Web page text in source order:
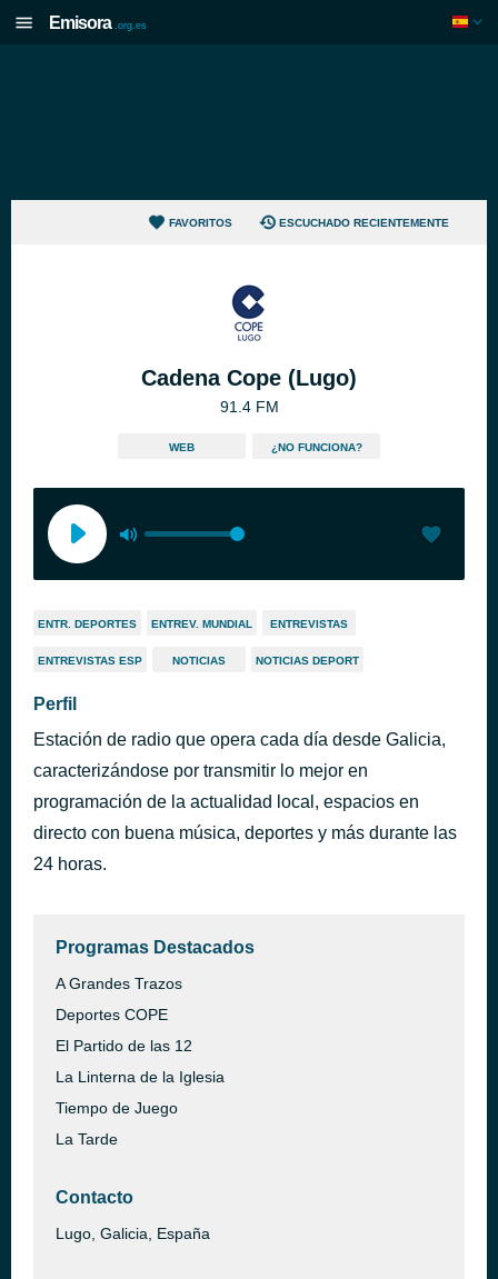
Emisora .org.es
FAVORITOS ESCUCHADO RECIENTEMENTE
Cadena Cope (Lugo)
91.4 FM
WEB ¿NO FUNCIONA?
ENTR. DEPORTES ENTREV. MUNDIAL ENTREVISTAS
ENTREVISTAS ESP NOTICIAS NOTICIAS DEPORT
Perfil
Estación de radio que opera cada día desde Galicia,
caracterizándose por transmitir lo mejor en
programación de la actualidad local, espacios en
directo con buena música, deportes y más durante las
24 horas.
Programas Destacados
A Grandes Trazos
Deportes COPE
El Partido de las 12
La Linterna de la Iglesia
Tiempo de Juego
La Tarde
Contacto
Lugo, Galicia, España